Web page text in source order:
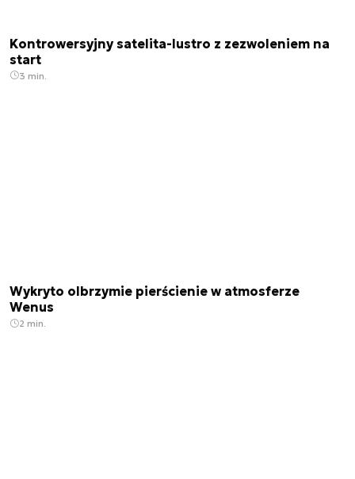
Kontrowersyjny satelita-lustro z zezwoleniem na
start
3 min.
Wykryto olbrzymie pierścienie w atmosferze
Wenus
2 min.